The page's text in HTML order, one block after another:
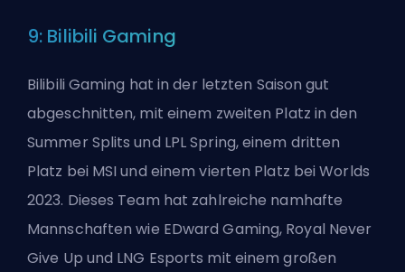
9: Bilibili Gaming
Bilibili Gaming hat in der letzten Saison gut
abgeschnitten, mit einem zweiten Platz in den
Summer Splits und LPL Spring, einem dritten
Platz bei MSI und einem vierten Platz bei Worlds
2023. Dieses Team hat zahlreiche namhafte
Mannschaften wie EDward Gaming, Royal Never
Give Up und LNG Esports mit einem großen